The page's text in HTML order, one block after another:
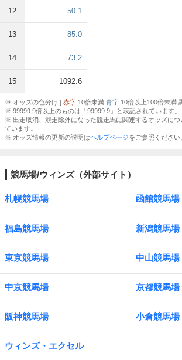
12 50.1
13 85.0
14 73.2
15 1092.6
※ オッズの色分け [ 赤字:10倍未満 青字:10倍以上100倍未満
※ 99999.9倍以上のものは「99999.9」と表記されています。
※ 出走取消、競走除外になった競走馬に関連するオッズにつ
ています。
※ オッズ情報の更新の説明はヘルプページをご参照ください
競馬場/ウィンズ（外部サイト）
札幌競馬場 函館競馬場
福島競馬場 新潟競馬場
東京競馬場 中山競馬場
中京競馬場 京都競馬場
阪神競馬場 小倉競馬場
ウィンズ・エクセル